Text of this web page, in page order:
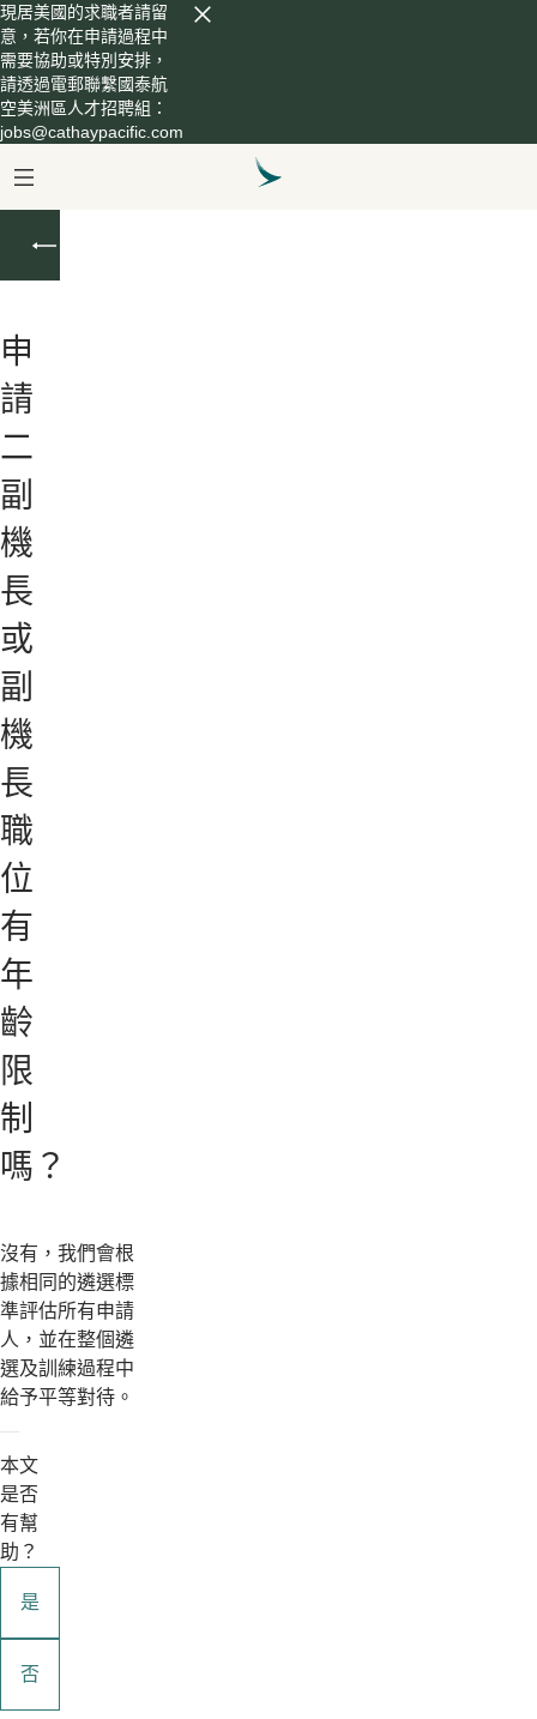
現居美國的求職者請留
意，若你在申請過程中
需要協助或特別安排，
請透過電郵聯繫國泰航
空美洲區人才招聘組：
jobs@cathaypacific.com
申
請
二
副
機
長
或
副
機
長
職
位
有
年
齡
限
制
嗎？
沒有，我們會根
據相同的遴選標
準評估所有申請
人，並在整個遴
選及訓練過程中
給予平等對待。
本文
是否
有幫
助？
是
否